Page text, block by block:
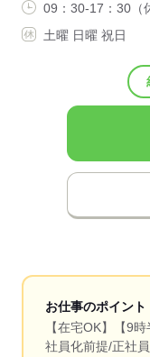
09：30-17：30（
土曜 日曜 祝日
お仕事のポイント
【在宅OK】【9
社員化前提/正社員